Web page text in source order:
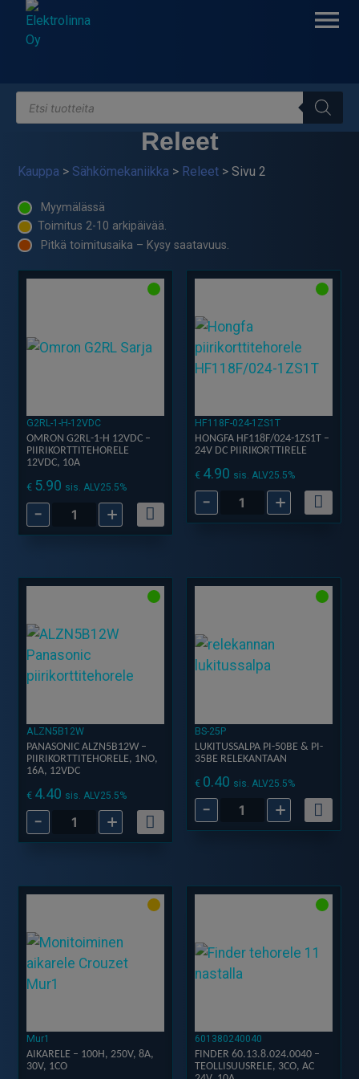
content
Elektrolinna Oy
Verkkokauppa
Products
search
Releet
Kauppa > Sähkömekaniikka > Releet > Sivu 2
Myymälässä
Toimitus 2-10 arkipäivää.
Pitkä toimitusaika – Kysy saatavuus.
G2RL-1-H-12VDC
OMRON G2RL-1-H 12VDC –
PIIRIKORTTITEHORELE
12VDC, 10A
€ 5.90 sis. ALV25.5%
-
Omron
G2RL-
H
Piirikorttitehorele
12VDC,
10A
+
HF118F-024-1ZS1T
HONGFA HF118F/024-1ZS1T –
24V DC PIIRIKORTTIRELE
€ 4.90 sis. ALV25.5%
-
Hongfa
HF118F/024-
24V
määrä
+
ALZN5B12W
PANASONIC ALZN5B12W –
PIIRIKORTTITEHORELE, 1NO,
16A, 12VDC
€ 4.40 sis. ALV25.5%
-
Panasonic
ALZN5B12W
Piirikorttitehorele,
12VDC
määrä
+
BS-25P
LUKITUSSALPA PI-50BE & PI-
35BE RELEKANTAAN
€ 0.40 sis. ALV25.5%
-
Lukitussalpa
PI-
Pi-
määrä
+
Mur1
AIKARELE – 100H, 250V, 8A,
30V, 1CO
601380240040
FINDER 60.13.8.024.0040 –
TEOLLISUUSRELE, 3CO, AC